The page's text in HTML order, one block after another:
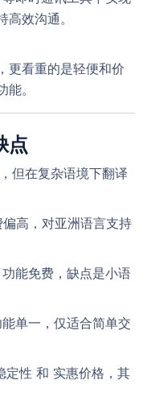
效沟通。
更看重的是轻便和价
。
点
但在复杂语境下翻译
偏高，对亚洲语言支持
功能免费，缺点是小语
能单一，仅适合简单交
定性 和 实惠价格 ，其